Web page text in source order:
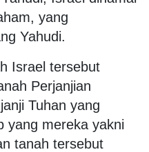
yang
Yahudi.
Israel tersebut
Perjanjian
Tuhan yang
yang mereka yakni
tanah tersebut